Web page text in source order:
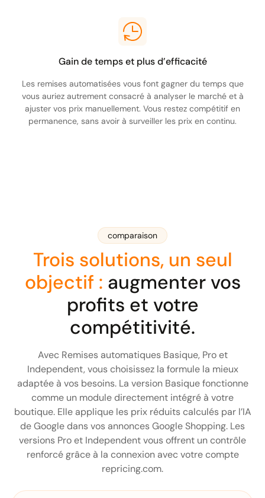
Gain de temps et plus d’efficacité
Les remises automatisées vous font gagner du temps que
vous auriez autrement consacré à analyser le marché et à
ajuster vos prix manuellement. Vous restez compétitif en
permanence, sans avoir à surveiller les prix en continu.
comparaison
Trois solutions, un seul
objectif : augmenter vos
profits et votre
compétitivité.
Avec Remises automatiques Basique, Pro et
Independent, vous choisissez la formule la mieux
adaptée à vos besoins. La version Basique fonctionne
comme un module directement intégré à votre
boutique. Elle applique les prix réduits calculés par l’IA
de Google dans vos annonces Google Shopping. Les
versions Pro et Independent vous offrent un contrôle
renforcé grâce à la connexion avec votre compte
repricing.com.